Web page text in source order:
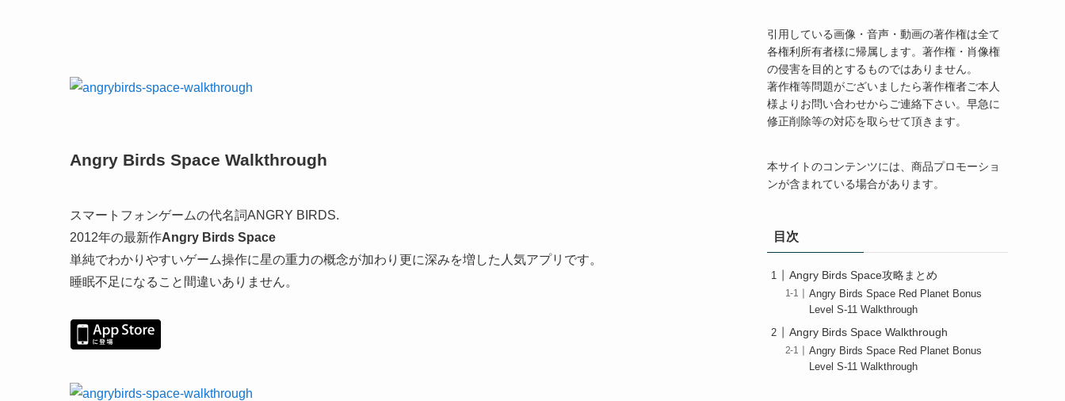
Angry Birds Space Walkthrough
スマートフォンゲームの代名詞ANGRY BIRDS.
2012年の最新作Angry Birds Space
単純でわかりやすいゲーム操作に星の重力の概念が加わり更に深みを増した人気アプリです。
睡眠不足になること間違いありません。
引用している画像・音声・動画の著作権は全て
各権利所有者様に帰属します。著作権・肖像権
の侵害を目的とするものではありません。
著作権等問題がございましたら著作権者ご本人
様よりお問い合わせからご連絡下さい。早急に
修正削除等の対応を取らせて頂きます。
本サイトのコンテンツには、商品プロモーショ
ンが含まれている場合があります。
目次
Angry Birds Space攻略まとめ
Angry Birds Space Red Planet Bonus
Level S-11 Walkthrough
Angry Birds Space Walkthrough
Angry Birds Space Red Planet Bonus
Level S-11 Walkthrough